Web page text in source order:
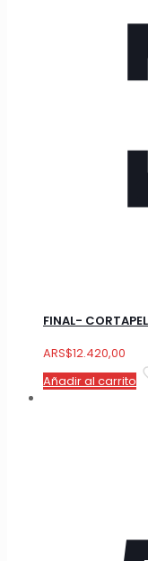
FINAL-
ARS$12.420,00
Añadir al carrito